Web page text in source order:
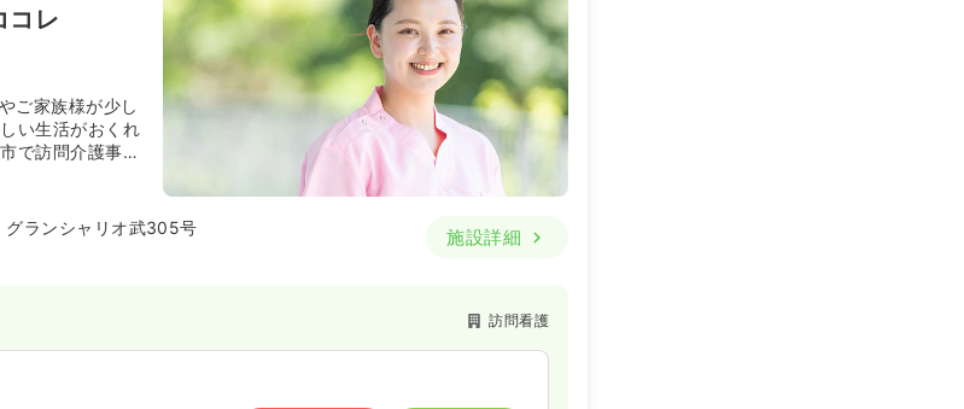
コレ
ご家族様が少し
い生活がおくれ
で訪問介護事業
ランシャリオ武305号
施設詳細
訪問看護